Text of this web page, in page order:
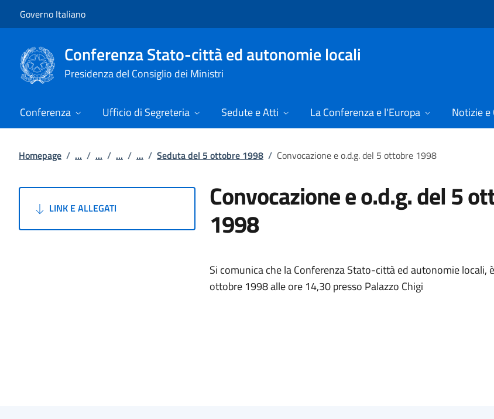
Governo Italiano
Conferenza Stato-città ed autonomie locali
Presidenza del Consiglio dei Ministri
Conferenza Ufficio di Segreteria Sedute e Atti La Conferenza e l'Europa Notizie
Homepage / ... / ... / ... / ... / Seduta del 5 ottobre 1998 / Convocazione e o.d.g. del 5 ottobre 1998
LINK E ALLEGATI Convocazione e o.d.g. del 5
1998
Si comunica che la Conferenza Stato-città ed autonomie locali,
ottobre 1998 alle ore 14,30 presso Palazzo Chigi